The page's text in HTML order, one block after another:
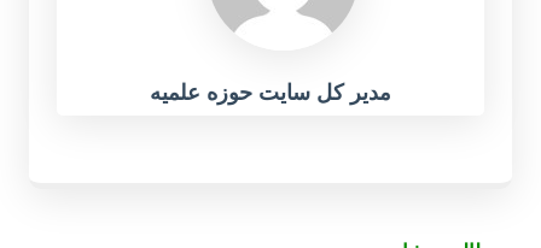
مدیر کل سایت حوزه علمیه